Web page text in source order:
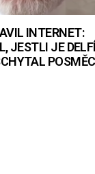
INTERNET:
JESTLI JE